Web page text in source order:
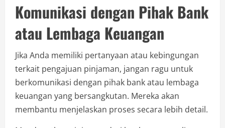
Komunikasi dengan Pihak Bank
atau Lembaga Keuangan
Jika Anda memiliki pertanyaan atau kebingungan
terkait pengajuan pinjaman, jangan ragu untuk
berkomunikasi dengan pihak bank atau lembaga
keuangan yang bersangkutan. Mereka akan
membantu menjelaskan proses secara lebih detail.